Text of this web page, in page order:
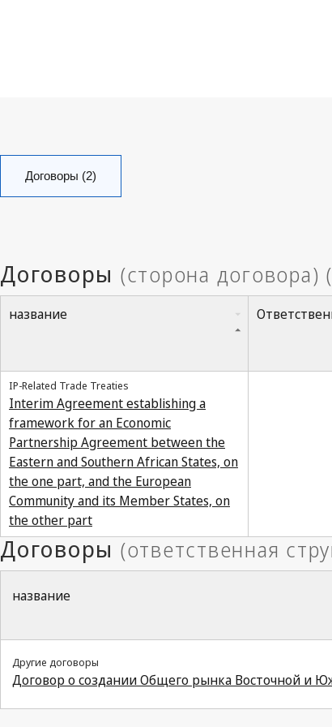
Договоры (2)
название
IP-Related Trade Treaties
Interim Agreement establishing a
framework for an Economic
Partnership Agreement between the
Eastern and Southern African States, on
the one part, and the European
Community and its Member States, on
the other part
название
Другие договоры
Договор о создании Общего рынка Восточной и